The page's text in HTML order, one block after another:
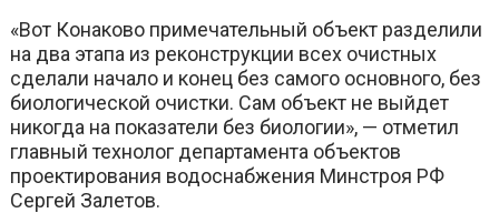
«Вот Конаково примечательный объект разделили
на два этапа из реконструкции всех очистных
сделали начало и конец без самого основного, без
биологической очистки. Сам объект не выйдет
никогда на показатели без биологии», — отметил
главный технолог департамента объектов
проектирования водоснабжения Минстроя РФ
Сергей Залетов.